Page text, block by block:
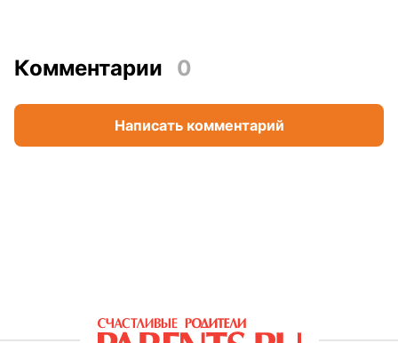
Комментарии 0
Написать комментарий